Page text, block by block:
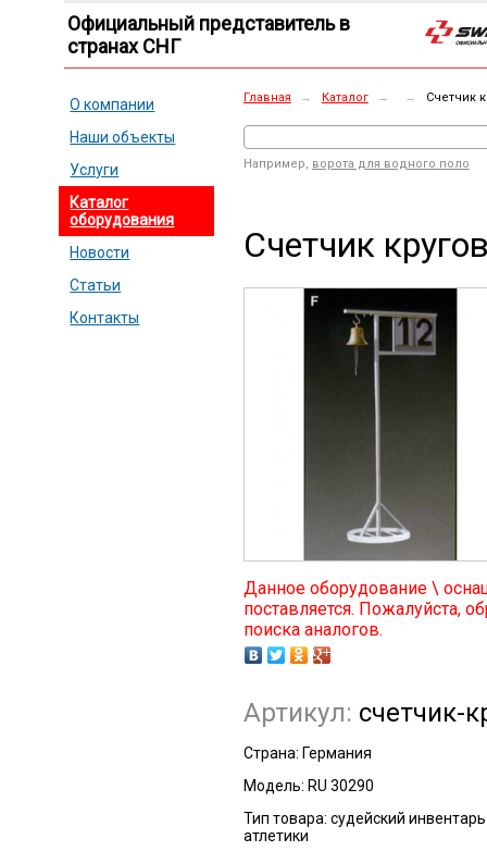
Официальный представитель в
странах СНГ
О компании
Наши объекты
Услуги
Каталог
оборудования
Новости
Статьи
Контакты
Главная → Каталог → → Счетчик
Например, ворота для водного поло
Счетчик
Данное оборудование \
поставляется. Пожалуйста,
поиска аналогов.
Артикул: счетчик-
Страна: Германия
Модель: RU 30290
Тип товара: судейский
атлетики